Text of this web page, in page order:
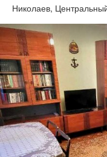
поміняні, балкон і кухня
в передпокої.
з найкращих місць міста
види міського
магазин побутової
Николаев,